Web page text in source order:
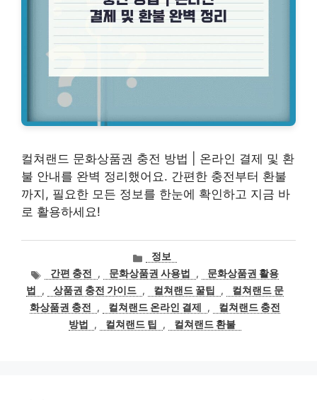
컬쳐랜드 문화상품권 충전 방법 | 온라인 결제 및 환
불 안내를 완벽 정리했어요. 간편한 충전부터 환불
까지, 필요한 모든 정보를 한눈에 확인하고 지금 바
로 활용하세요!
카
테
고
리
정보
태간편 충전 , 문화상품권 사용법 ,
문화상품권 활용
법
, 상품권 충전 가이드 , 컬쳐랜드 꿀팁 ,
컬쳐랜드 문
화상품권 충전
, 컬쳐랜드 온라인 결제 ,
컬쳐랜드 충전
방법
, 컬쳐랜드 팁 , 컬쳐랜드 환불